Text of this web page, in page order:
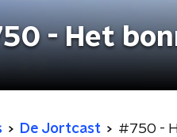
- Het
De Jortcast #750 -